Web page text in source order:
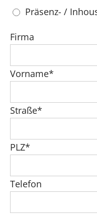
Präsenz- /
Firma
Vorname*
Straße*
PLZ*
Telefon